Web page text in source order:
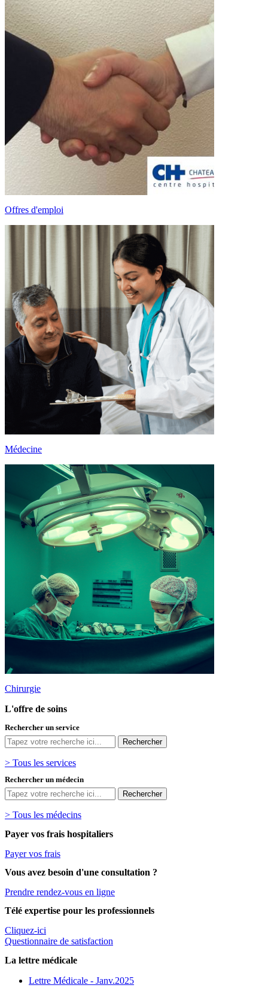
Offres d'emploi
Médecine
Chirurgie
L'offre de soins
Rechercher un service
> Tous les services
Rechercher un médecin
> Tous les médecins
Payer vos frais hospitaliers
Payer vos frais
Vous avez besoin d'une consultation ?
Prendre rendez-vous en ligne
Télé expertise pour les professionnels
Cliquez-ici
Questionnaire de satisfaction
La lettre médicale
Lettre Médicale - Janv.2025